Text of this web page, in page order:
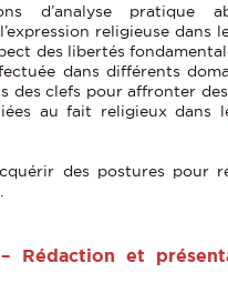
d’analyse pratique
religieuse dans
des libertés
dans différents
des clefs pour affronter
au fait religieux dans
des postures pour
Rédaction et